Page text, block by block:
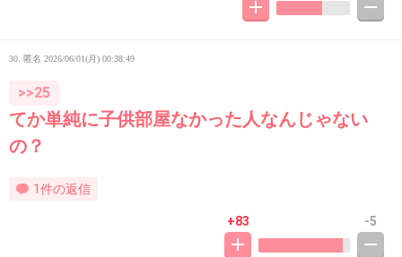
30. 匿名 2026/06/01(月) 00:38:49
>>25
てか単純に子供部屋なかった人なんじゃない
の？
1件の返信
+83 -5